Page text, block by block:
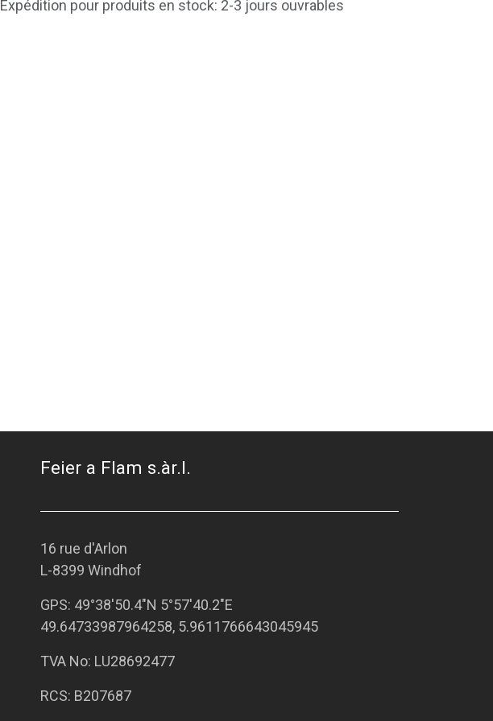
Expédition pour produits en stock: 2-3 jours ouvrables
Feier a Flam s.àr.l.
16 rue d'Arlon
L-8399 Windhof
GPS: 49°38'50.4"N 5°57'40.2"E
49.64733987964258, 5.9611766643045945
TVA No: LU28692477
RCS: B207687